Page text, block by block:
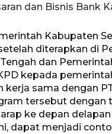
dan Bisnis Bank
Kabupaten
diterapkan di
dan
kepada
kerja sama dengan
tersebut dengan
ke depan
dapat menjadi